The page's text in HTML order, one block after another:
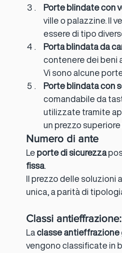
Porte blindate con
ville o palazzine. Il
essere di tipo
Porta blindata da
contenere dei beni
Vi sono alcune
Porte blindata con
comandabile da
utilizzate tramite
un prezzo
Numero di ante
Le porte di sicurezza
fissa
Il prezzo delle soluzioni
unica, a parità di
Classi
La classe antieffrazione
vengono classificate in